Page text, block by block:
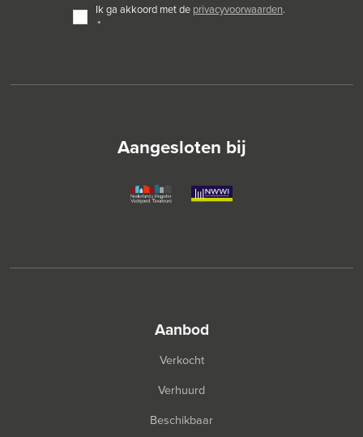
TOESTEMMING
*
ik ga akkoord met de privacyvoorwaarden.
*
Aangesloten bij
aanbod
Verkocht
Verhuurd
Beschikbaar